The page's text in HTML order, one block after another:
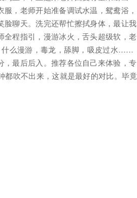
，老师开始准备调试水温，鸳鸯浴，
聊天。洗完还帮忙擦拭身体，最让我
程指引，漫游冰火，舌头超级软，老
什么漫游，毒龙，舔脚，吸皮过水……
最后后入。推荐各位自己来体验，专
都吹不出来，这就是最好的对比。毕竟